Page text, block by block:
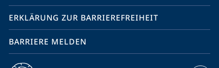
ERKLÄRUNG ZUR BARRIEREFREIHEIT
BARRIERE MELDEN